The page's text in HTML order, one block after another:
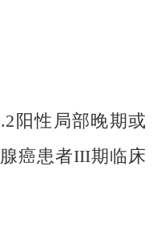
阳性局部晚期或
癌患者III期临床